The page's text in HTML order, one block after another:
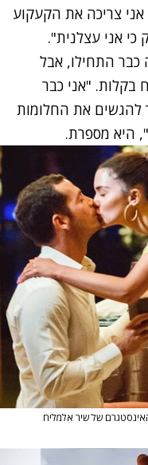
אני צריכה את הקעקוע
כי אני עצלנית".
התחילו, אבל
בקלות. "אני כבר
להגשים את החלומות
היא מספרת.
של שיר אלמליח